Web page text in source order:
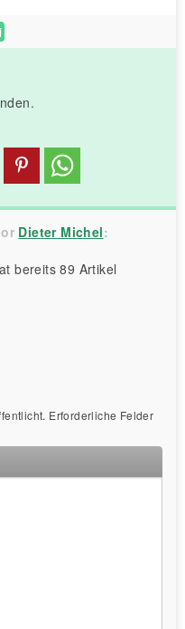
Dieter Michel:
bereits 89 Artikel
Erforderliche Felder